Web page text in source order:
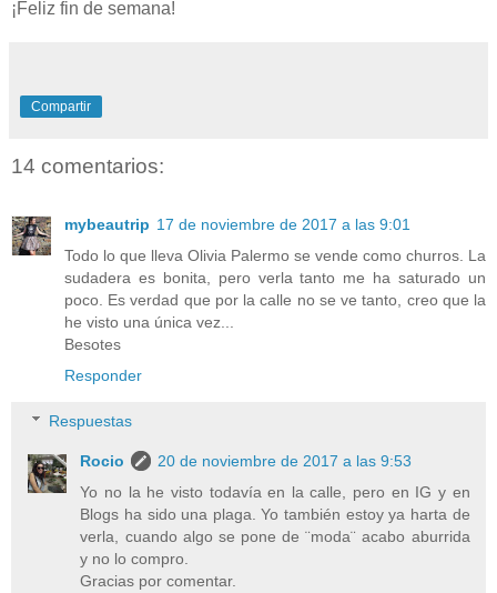
¡Feliz fin de semana!
Compartir
14 comentarios:
mybeautrip 17 de noviembre de 2017 a las 9:01
Todo lo que lleva Olivia Palermo se vende como churros. La
sudadera es bonita, pero verla tanto me ha saturado un
poco. Es verdad que por la calle no se ve tanto, creo que la
he visto una única vez...
Besotes
Responder
Respuestas
Rocio
20 de noviembre de 2017 a las 9:53
Yo no la he visto todavía en la calle, pero en IG y en
Blogs ha sido una plaga. Yo también estoy ya harta de
verla, cuando algo se pone de ¨moda¨ acabo aburrida
y no lo compro.
Gracias por comentar.